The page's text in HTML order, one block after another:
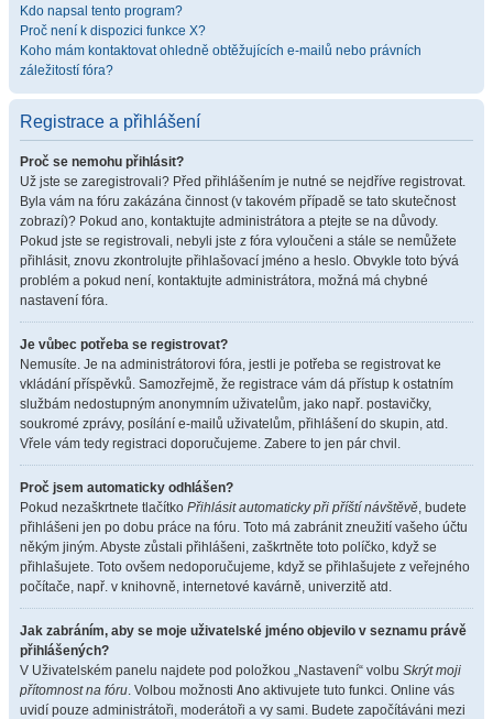
Kdo napsal tento program?
Proč není k dispozici funkce X?
Koho mám kontaktovat ohledně obtěžujících e-mailů nebo právních
záležitostí fóra?
Registrace a přihlášení
Proč se nemohu přihlásit?
Už jste se zaregistrovali? Před přihlášením je nutné se nejdříve registrovat.
Byla vám na fóru zakázána činnost (v takovém případě se tato skutečnost
zobrazí)? Pokud ano, kontaktujte administrátora a ptejte se na důvody.
Pokud jste se registrovali, nebyli jste z fóra vyloučeni a stále se nemůžete
přihlásit, znovu zkontrolujte přihlašovací jméno a heslo. Obvykle toto bývá
problém a pokud není, kontaktujte administrátora, možná má chybné
nastavení fóra.
Je vůbec potřeba se registrovat?
Nemusíte. Je na administrátorovi fóra, jestli je potřeba se registrovat ke
vkládání příspěvků. Samozřejmě, že registrace vám dá přístup k ostatním
službám nedostupným anonymním uživatelům, jako např. postavičky,
soukromé zprávy, posílání e-mailů uživatelům, přihlášení do skupin, atd.
Vřele vám tedy registraci doporučujeme. Zabere to jen pár chvil.
Proč jsem automaticky odhlášen?
Pokud nezaškrtnete tlačítko Přihlásit automaticky při příští návštěvě, budete
přihlášeni jen po dobu práce na fóru. Toto má zabránit zneužití vašeho účtu
někým jiným. Abyste zůstali přihlášeni, zaškrtněte toto políčko, když se
přihlašujete. Toto ovšem nedoporučujeme, když se přihlašujete z veřejného
počítače, např. v knihovně, internetové kavárně, univerzitě atd.
Jak zabráním, aby se moje uživatelské jméno objevilo v seznamu právě
přihlášených?
V Uživatelském panelu najdete pod položkou „Nastavení“ volbu Skrýt moji
přítomnost na fóru. Volbou možnosti Ano aktivujete tuto funkci. Online vás
uvidí pouze administrátoři, moderátoři a vy sami. Budete započítáváni mezi